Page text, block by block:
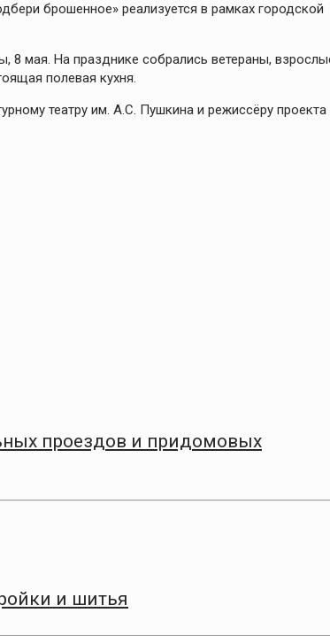
брошенное» реализуется в рамках городской
мая. На празднике собрались ветераны,
полевая кухня.
театру им. А.С. Пушкина и режиссёру проекта
проездов и придомовых
и шитья